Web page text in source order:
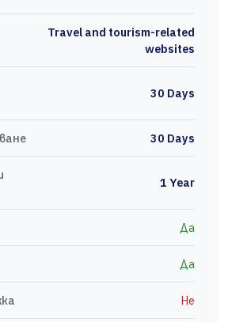
Travel and tourism-related
websites
30 Days
30 Days
1 Year
Да
Да
Не